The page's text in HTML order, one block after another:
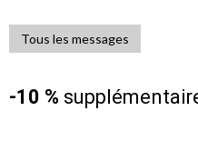
Tous les messages
-10 %